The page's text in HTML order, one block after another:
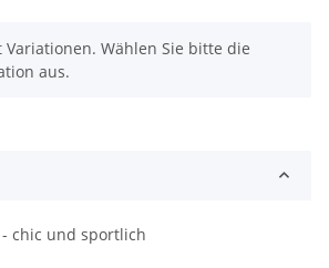
Variationen. Wählen Sie bitte die
aus.
chic und sportlich